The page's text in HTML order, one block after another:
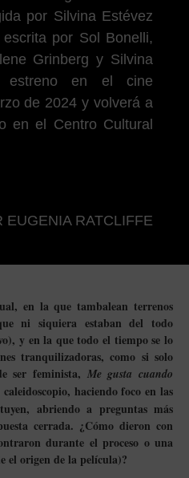
por Silvina Estévez
por Sol Bonelli,
Grinberg y Silvina
estreno en el cine
de 2024 y volverá a
en el Centro Cultural
EUGENIA RATCLIFFE
en la que tambalean terrenos
ni siquiera estaban del todo
y en la que todo el tiempo se lo
tranquilizadoras, como si solo
ser feminista, Me gusta cuando
haciendo foco en las
abriendo a preguntas más
cerrada. ¿Cómo dieron con
durante el proceso o una
el origen de la película)?